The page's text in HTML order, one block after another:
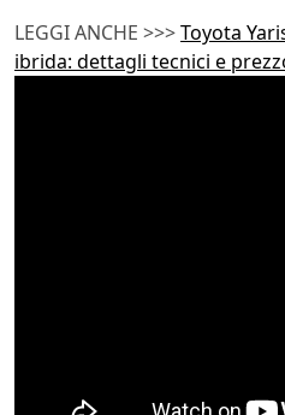
LEGGI ANCHE >>>Toyota
ibrida: dettagli tecnici e